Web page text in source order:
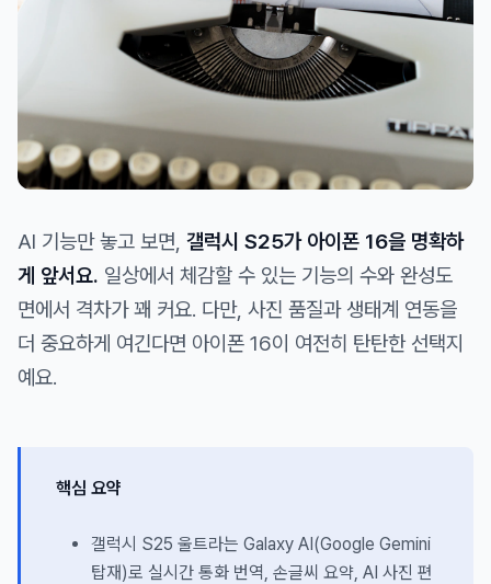
AI 기능만 놓고 보면, 갤럭시 S25가 아이폰 16을 명확하
게 앞서요. 일상에서 체감할 수 있는 기능의 수와 완성도
면에서 격차가 꽤 커요. 다만, 사진 품질과 생태계 연동을
더 중요하게 여긴다면 아이폰 16이 여전히 탄탄한 선택지
예요.
핵심 요약
갤럭시 S25 울트라는 Galaxy AI(Google Gemini
탑재)로 실시간 통화 번역, 손글씨 요약, AI 사진 편